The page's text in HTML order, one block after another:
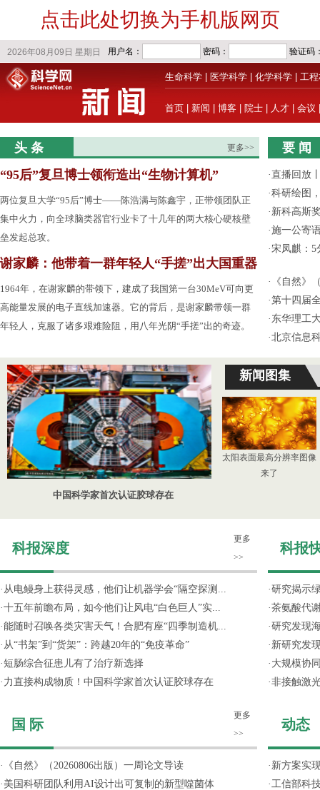
点击此处切换为手机版网页
生命科学 医学科学 化学科学 工
首页 新闻 博客 院士 人才 会议
头 条 更多>>
“95后”复旦博士领衔造出“生物计算机”
两位复旦大学“95后”博士——陈浩满与陈鑫宇，正带领团队正
集中火力，向全球脑类器官行业卡了十几年的两大核心硬核壁
垒发起总攻。
谢家麟：他带着一群年轻人“手搓”出大国重器
1964年，在谢家麟的带领下，建成了我国第一台30MeV可向更
高能量发展的电子直线加速器。它的背后，是谢家麟带领一群
年轻人，克服了诸多艰难险阻，用八年光阴“手搓”出的奇迹。
要 闻
·直播回放
·科研绘图
· 新科高斯
·施一公寄
·宋凤麒：5
·
《自然》
·第十四届
· 东华理工
·北京信息
中国科学家首次认证胶球存在
新闻图集
太阳表面最高分辨率图像
来了
科报深度
更多
>>
· 从电鳗身上获得灵感，他们让机器学会“隔空探测...
·十五年前瞻布局，如今他们让风电“白色巨人”实...
·能随时召唤各类灾害天气！合肥有座“四季制造机...
· 从“书架”到“货架”：跨越20年的“免疫革命”
· 短肠综合征患儿有了治疗新选择
· 力直接构成物质！中国科学家首次认证胶球存在
国 际
更多
>>
·
《自然》（20260806出版）一周论文导读
· 美国科研团队利用AI设计出可复制的新型噬菌体
科报
·研究揭示
·茶氨酸代
·研究发现
· 新研究发
· 大规模协
·非接触激
动态
· 新方案实
·工信部科